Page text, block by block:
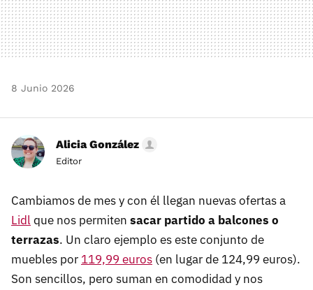
8 Junio 2026
Alicia González
Editor
Cambiamos de mes y con él llegan nuevas ofertas a
Lidlque nos permiten sacar partido a balcones o
terrazas. Un claro ejemplo es este conjunto de
muebles por 119,99 euros (en lugar de 124,99 euros).
Son sencillos, pero suman en comodidad y nos